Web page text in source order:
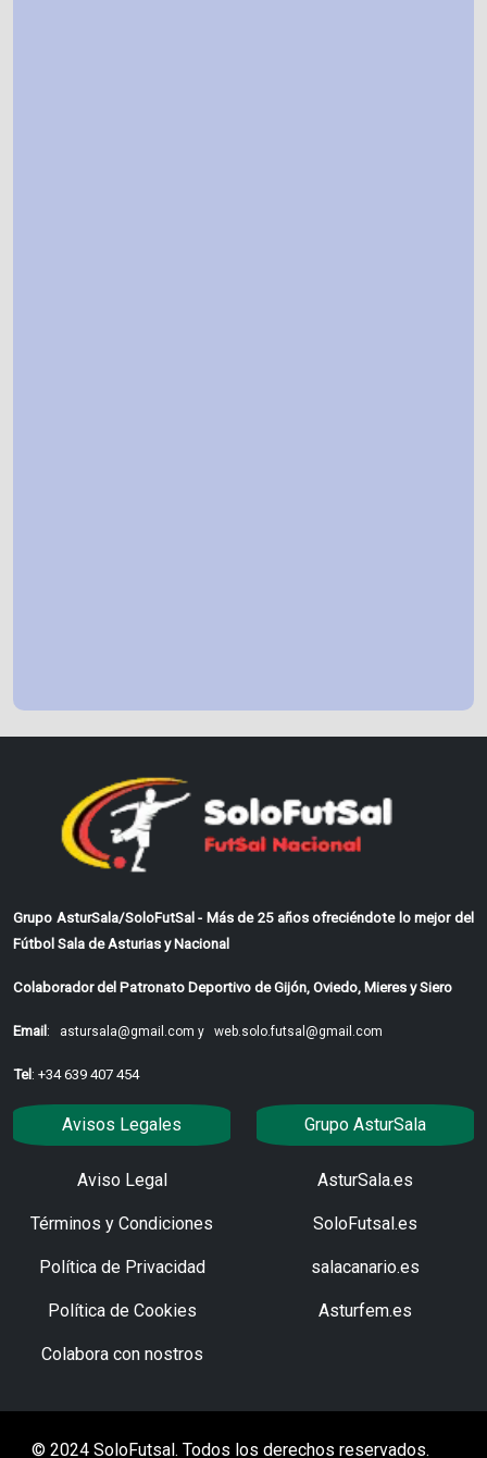
Grupo AsturSala/SoloFutSal - Más de 25 años ofreciéndote lo mejor del
Fútbol Sala de Asturias y Nacional
Colaborador del Patronato Deportivo de Gijón, Oviedo, Mieres y Siero
Email: astursala@gmail.com y web.solo.futsal@gmail.com
Tel: +34 639 407 454
Avisos Legales
Aviso Legal
Términos y Condiciones
Política de Privacidad
Política de Cookies
Colabora con nostros
Grupo AsturSala
AsturSala.es
SoloFutsal.es
salacanario.es
Asturfem.es
© 2024 SoloFutsal. Todos los derechos reservados.